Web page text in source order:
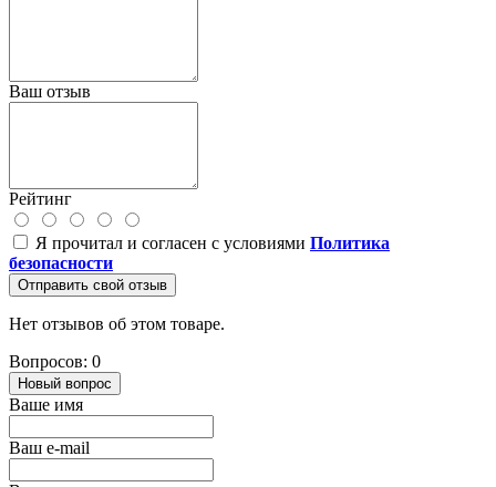
Ваш отзыв
Рейтинг
Я прочитал и согласен с условиями Политика
безопасности
Отправить свой отзыв
Нет отзывов об этом товаре.
Вопросов: 0
Новый вопрос
Ваше имя
Ваш e-mail